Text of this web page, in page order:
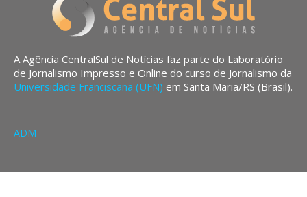
A Agência CentralSul de Notícias faz parte do Laboratório
de Jornalismo Impresso e Online do curso de Jornalismo da
Universidade Franciscana (UFN) em Santa Maria/RS (Brasil).
ADM